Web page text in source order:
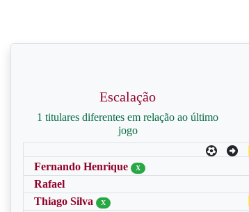
Escalação
1 titulares diferentes em relação ao último
jogo
Fernando Henrique X
Rafael
Thiago Silva
X